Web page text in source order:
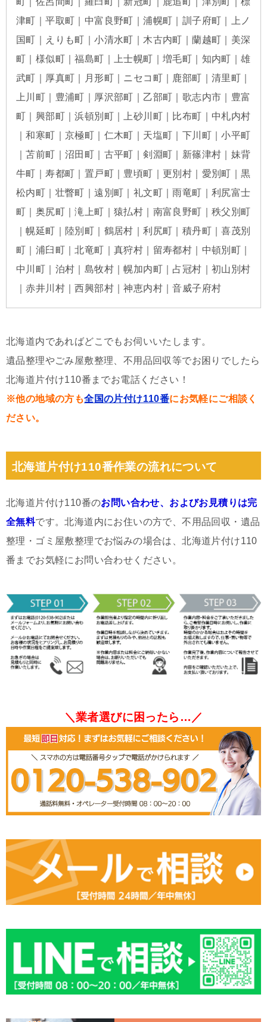
津町｜平取町｜中富良野町｜浦幌町｜訓子府町｜上ノ
国町｜えりも町｜小清水町｜木古内町｜蘭越町｜美深
町｜様似町｜福島町｜上士幌町｜増毛町｜知内町｜雄
武町｜厚真町｜月形町｜ニセコ町｜鹿部町｜清里町｜
上川町｜豊浦町｜厚沢部町｜乙部町｜歌志内市｜豊富
町｜興部町｜浜頓別町｜上砂川町｜比布町｜中札内村
｜和寒町｜京極町｜仁木町｜天塩町｜下川町｜小平町
｜苫前町｜沼田町｜古平町｜剣淵町｜新篠津村｜妹背
牛町｜寿都町｜置戸町｜豊頃町｜更別村｜愛別町｜黒
松内町｜壮瞥町｜遠別町｜礼文町｜雨竜町｜利尻富士
町｜奥尻町｜滝上町｜猿払村｜南富良野町｜秩父別町
｜幌延町｜陸別町｜鶴居村｜利尻町｜積丹町｜喜茂別
町｜浦臼町｜北竜町｜真狩村｜留寿都村｜中頓別町｜
中川町｜泊村｜島牧村｜幌加内町｜占冠村｜初山別村
｜赤井川村｜西興部村｜神恵内村｜音威子府村
北海道内であればどこでもお伺いいたします。
遺品整理やごみ屋敷整理、不用品回収等でお困りでしたら
北海道片付け110番までお電話ください！
※他の地域の方も全国の片付け110番にお気軽にご相談く
ださい。
北海道片付け110番作業の流れについて
北海道片付け110番のお問い合わせ、およびお見積りは完
全無料です。北海道内にお住いの方で、不用品回収・遺品
整理・ゴミ屋敷整理でお悩みの場合は、北海道片付け110
番までお気軽にお問い合わせください。
＼業者選びに困ったら…／